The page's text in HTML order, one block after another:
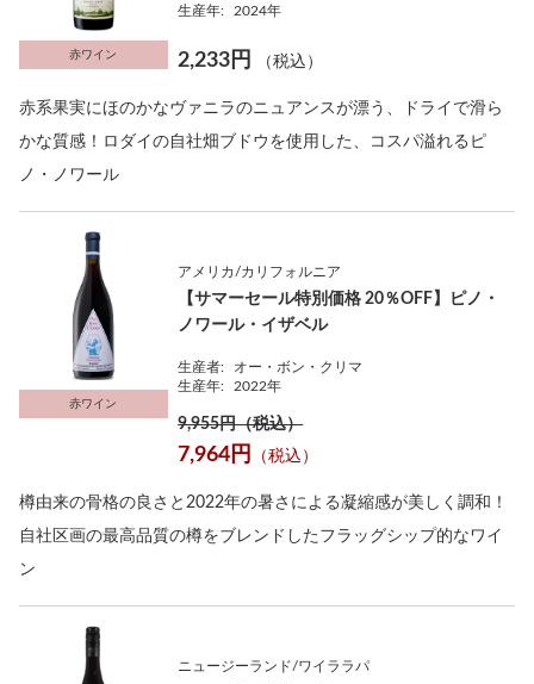
赤ワイン
生産年:
2024年
2,233円 （税込）
赤系果実にほのかなヴァニラのニュアンスが漂う、ドライで滑ら
かな質感！ロダイの自社畑ブドウを使用した、コスパ溢れるピ
ノ・ノワール
赤ワイン
アメリカ/カリフォルニア
【サマーセール特別価格 20％OFF】ピノ・
ノワール・イザベル
生産者:
オー・ボン・クリマ
生産年:
2022年
9,955円（税込）
7,964円 （税込）
樽由来の骨格の良さと2022年の暑さによる凝縮感が美しく調和！
自社区画の最高品質の樽をブレンドしたフラッグシップ的なワイ
ン
ニュージーランド/ワイララパ